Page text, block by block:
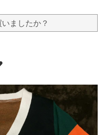
ましたか？